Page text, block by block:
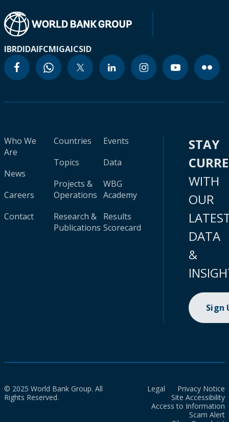
IBRDIDAIFCMIGAICSID
Who We
Are
News
Careers
Contact
Countries
Topics
Projects &
Operations
Research &
Publications
Events
Data
WBG
Academy
Results
Scorecard
STAY
WITH
OUR
DATA
&
Sign
© 2025 World Bank Group. All
Rights Reserved.
Legal
Privacy Notice
Site Accessibility
Access to Information
Scam Alert